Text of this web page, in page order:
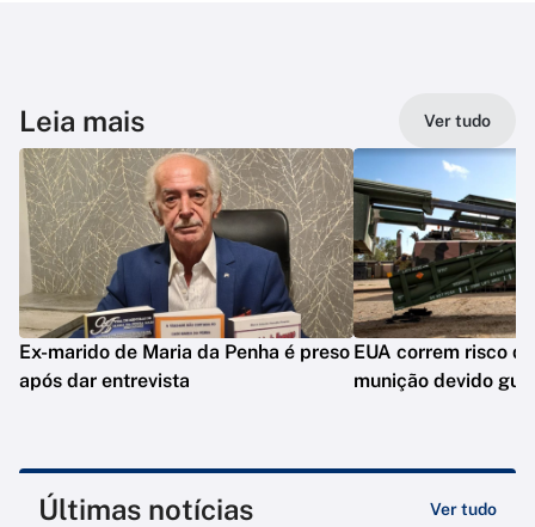
Leia mais Ver tudo
Ex-marido de Maria da Penha é preso
após dar entrevista
EUA correm risco
munição devido
Últimas notícias Ver tudo